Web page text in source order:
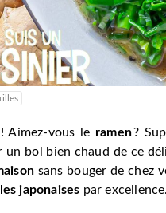
Aimez-vous le ramen?
un bol bien chaud de ce
sans bouger de chez
japonaises par